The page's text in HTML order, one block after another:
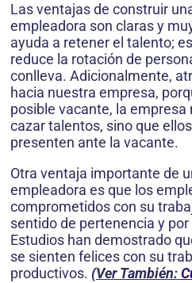
Las ventajas de construir
empleadora son claras y
ayuda a retener el talento;
reduce la rotación de
conlleva. Adicionalmente,
hacia nuestra empresa,
posible vacante, la empresa
cazar talentos, sino que
presenten ante la vacante.
Otra ventaja importante de
empleadora es que los
comprometidos con su
sentido de pertenencia y
Estudios han demostrado
se sienten felices con su
productivos. (Ver También: